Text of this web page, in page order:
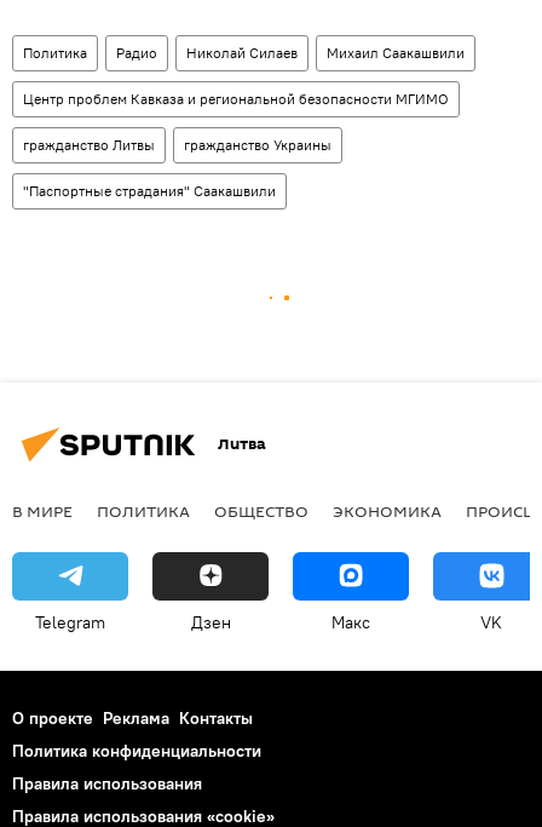
Политика Радио Николай Силаев Михаил Саакашвили
Центр проблем Кавказа и региональной безопасности МГИМО
гражданство Литвы гражданство Украины
"Паспортные страдания" Саакашвили
Литва
В МИРЕ ПОЛИТИКА ОБЩЕСТВО ЭКОНОМИКА
Telegram Дзен Макс VK
О проекте Реклама Контакты
Политика конфиденциальности
Правила использования
Правила использования «cookie»